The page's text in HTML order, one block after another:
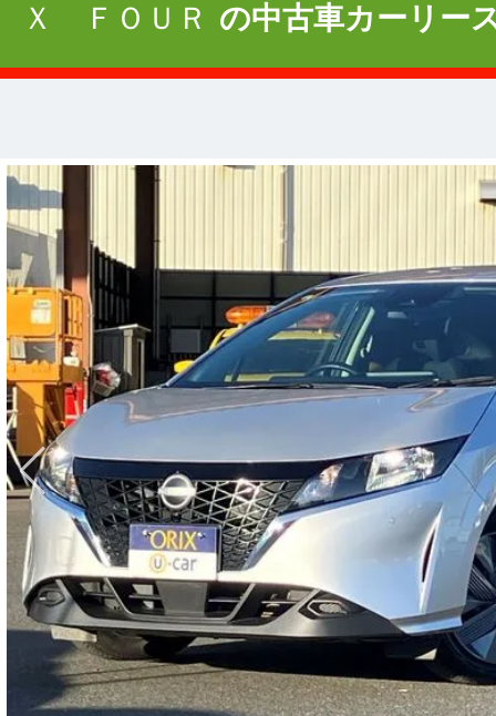
Ｘ ＦＯＵＲ の中古車カーリー